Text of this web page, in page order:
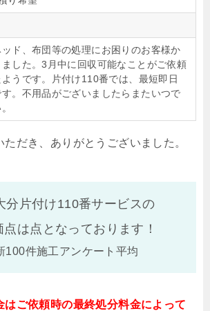
ド、布団等の処理にお困りのお客様か
した。3月中に回収可能なことがご依頼
うです。片付け110番では、最短即日
。不用品がございましたらまたいつで
ただき、ありがとうございました。
分片付け110番サービスの
点は点となっております！
100件施工アンケート平均
ご依頼時の最終処分料金によって